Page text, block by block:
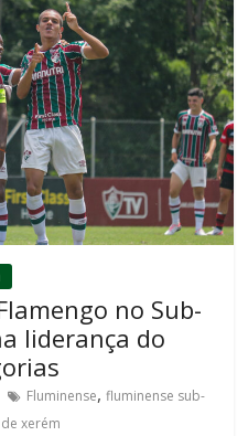
no Sub-
liderança do
Fluminense,fluminense sub-
xerém